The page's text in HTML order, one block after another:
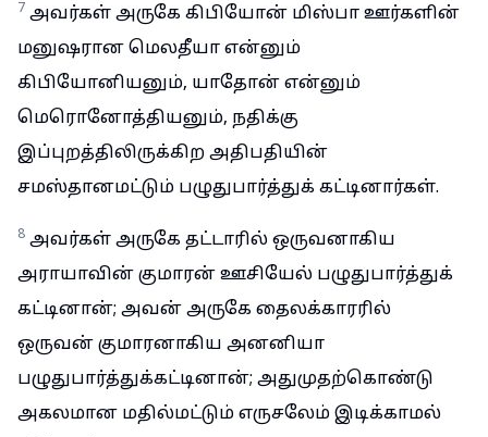
7 அவர்கள் அருகே கிபியோன் மிஸ்பா ஊர்களின்
மனுஷரான மெலதீயா என்னும்
கிபியோனியனும், யாதோன் என்னும்
மெரொனோத்தியனும், நதிக்கு
இப்புறத்திலிருக்கிற அதிபதியின்
சமஸ்தானமட்டும் பழுதுபார்த்துக் கட்டினார்கள்.
8 அவர்கள் அருகே தட்டாரில் ஒருவனாகிய
அராயாவின் குமாரன் ஊசியேல் பழுதுபார்த்துக்
கட்டினான்; அவன் அருகே தைலக்காரரில்
ஒருவன் குமாரனாகிய அனனியா
பழுதுபார்த்துக்கட்டினான்; அதுமுதற்கொண்டு
அகலமான மதில்மட்டும் எருசலேம் இடிக்காமல்